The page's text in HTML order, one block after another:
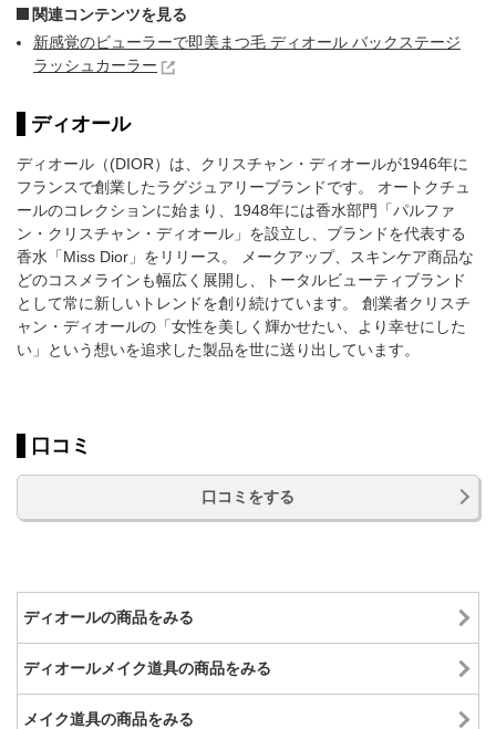
関連コンテンツを見る
新感覚のビューラーで即美まつ毛 ディオール バックステージ
ラッシュカーラー
ディオール
ディオール（(DIOR）は、クリスチャン・ディオールが1946年に
フランスで創業したラグジュアリーブランドです。 オートクチュ
ールのコレクションに始まり、1948年には香水部門「パルファ
ン・クリスチャン・ディオール」を設立し、ブランドを代表する
香水「Miss Dior」をリリース。 メークアップ、スキンケア商品な
どのコスメラインも幅広く展開し、トータルビューティブランド
として常に新しいトレンドを創り続けています。 創業者クリスチ
ャン・ディオールの「女性を美しく輝かせたい、より幸せにした
い」という想いを追求した製品を世に送り出しています。
口コミ
口コミをする
ディオールの商品をみる
ディオールメイク道具の商品をみる
メイク道具の商品をみる